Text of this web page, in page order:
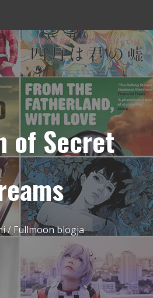
of Secret
/ Fullmoon blogja